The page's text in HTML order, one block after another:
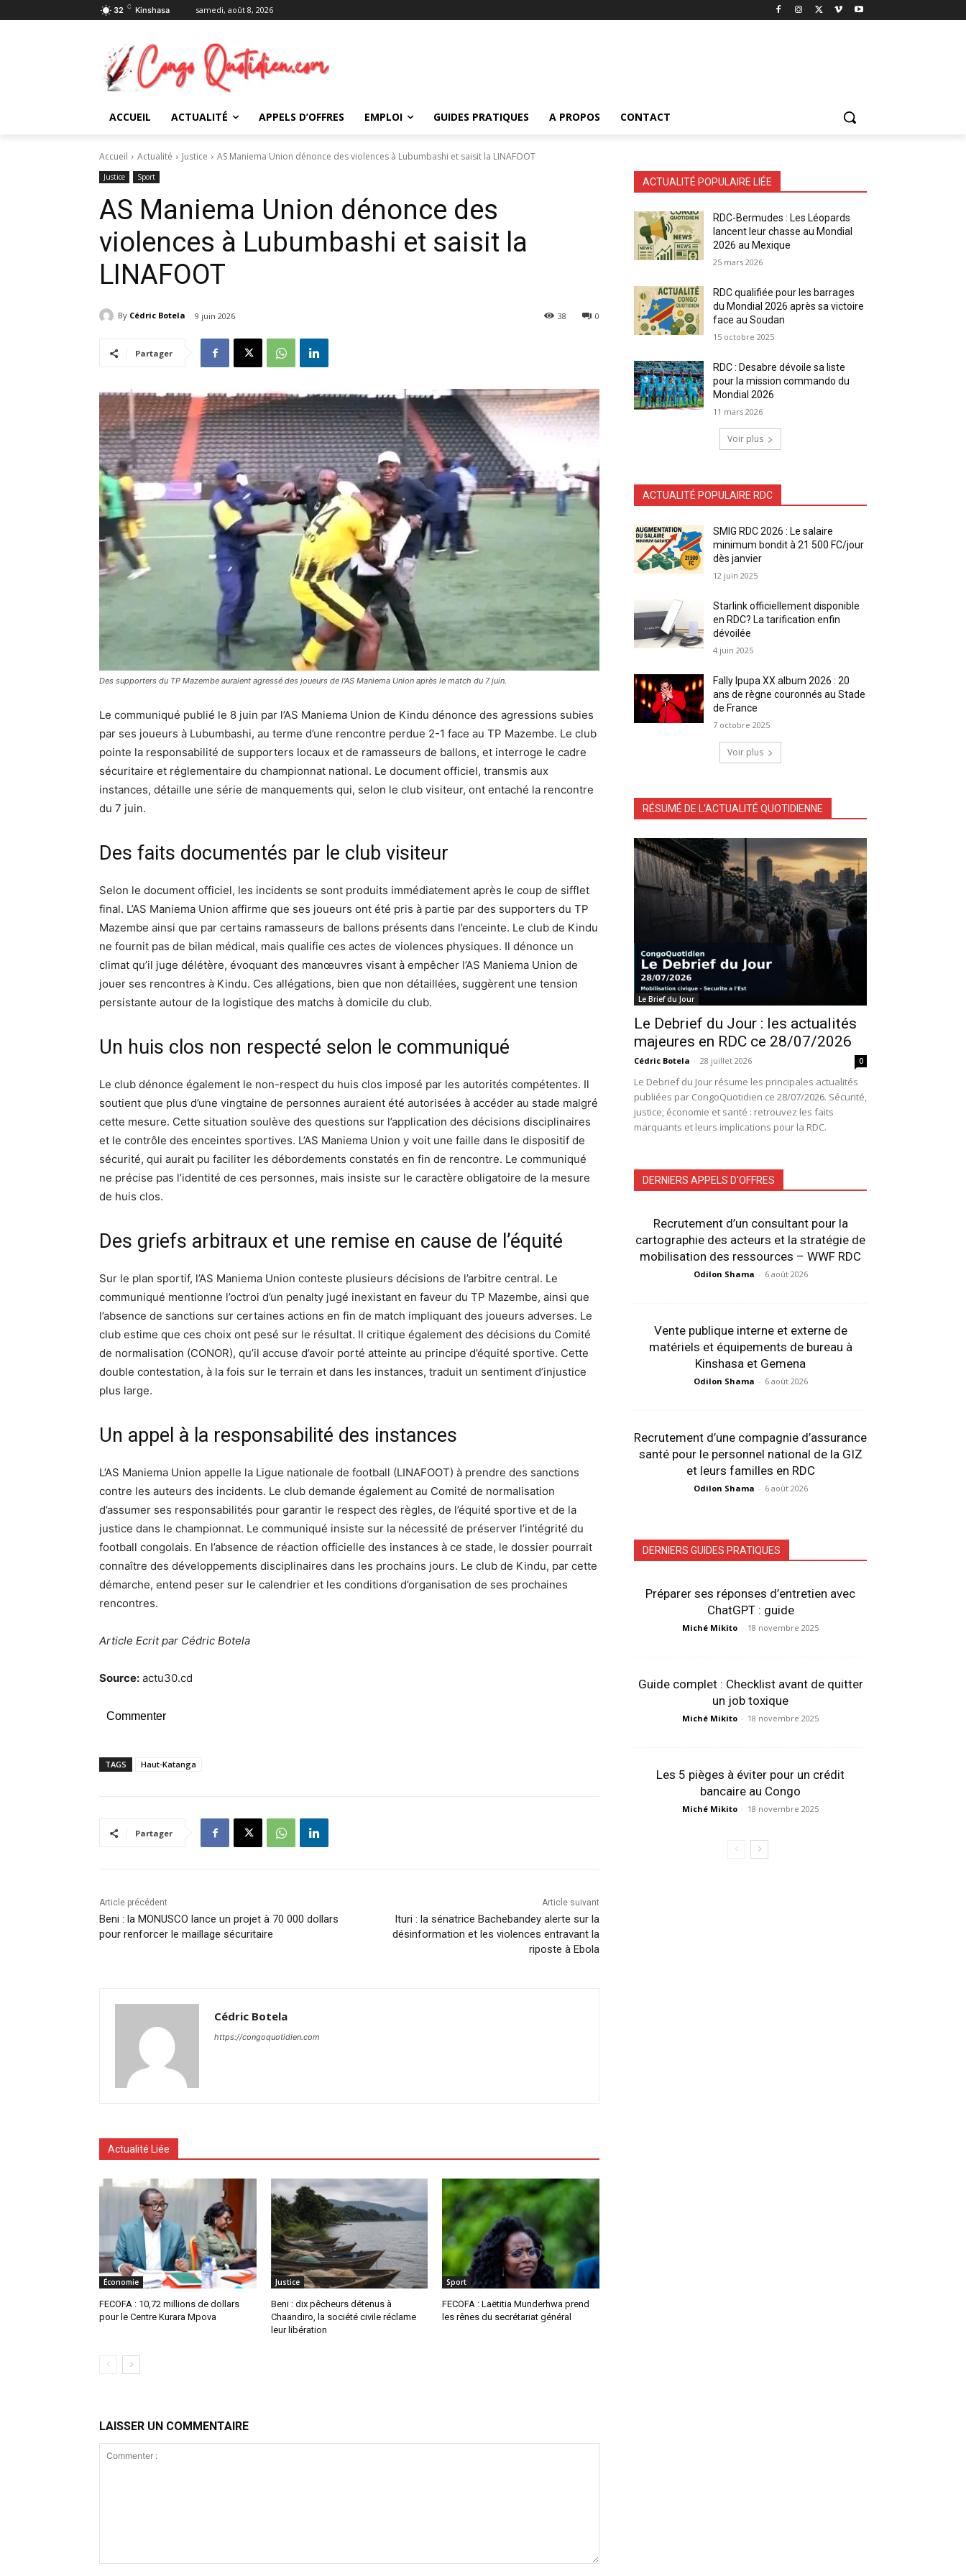
32 C Kinshasa samedi, août 8, 2026
ACCUEIL ACTUALITÉ APPELS D’OFFRES EMPLOI GUIDES PRATIQUES A PROPOS CONTACT
Accueil Actualité Justice AS Maniema Union dénonce des violences à Lubumbashi et saisit la LINAFOOT
Justice Sport
AS Maniema Union dénonce des
violences à Lubumbashi et saisit la
LINAFOOT
By Cédric Botela 9 juin 2026 0
38
Partager
Des supporters du TP Mazembe auraient agressé des joueurs de l'AS Maniema Union après le match du 7 juin.
Le communiqué publié le 8 juin par l’AS Maniema Union de Kindu dénonce des agressions subies
par ses joueurs à Lubumbashi, au terme d’une rencontre perdue 2-1 face au TP Mazembe. Le club
pointe la responsabilité de supporters locaux et de ramasseurs de ballons, et interroge le cadre
sécuritaire et réglementaire du championnat national. Le document officiel, transmis aux
instances, détaille une série de manquements qui, selon le club visiteur, ont entaché la rencontre
du 7 juin.
Des faits documentés par le club visiteur
Selon le document officiel, les incidents se sont produits immédiatement après le coup de sifflet
final. L’AS Maniema Union affirme que ses joueurs ont été pris à partie par des supporters du TP
Mazembe ainsi que par certains ramasseurs de ballons présents dans l’enceinte. Le club de Kindu
ne fournit pas de bilan médical, mais qualifie ces actes de violences physiques. Il dénonce un
climat qu’il juge délétère, évoquant des manœuvres visant à empêcher l’AS Maniema Union de
jouer ses rencontres à Kindu. Ces allégations, bien que non détaillées, suggèrent une tension
persistante autour de la logistique des matchs à domicile du club.
Un huis clos non respecté selon le communiqué
Le club dénonce également le non-respect du huis clos imposé par les autorités compétentes. Il
soutient que plus d’une vingtaine de personnes auraient été autorisées à accéder au stade malgré
cette mesure. Cette situation soulève des questions sur l’application des décisions disciplinaires
et le contrôle des enceintes sportives. L’AS Maniema Union y voit une faille dans le dispositif de
sécurité, qui aurait pu faciliter les débordements constatés en fin de rencontre. Le communiqué
ne précise pas l’identité de ces personnes, mais insiste sur le caractère obligatoire de la mesure
de huis clos.
Des griefs arbitraux et une remise en cause de l’équité
Sur le plan sportif, l’AS Maniema Union conteste plusieurs décisions de l’arbitre central. Le
communiqué mentionne l’octroi d’un penalty jugé inexistant en faveur du TP Mazembe, ainsi que
l’absence de sanctions sur certaines actions en fin de match impliquant des joueurs adverses. Le
club estime que ces choix ont pesé sur le résultat. Il critique également des décisions du Comité
de normalisation (CONOR), qu’il accuse d’avoir porté atteinte au principe d’équité sportive. Cette
double contestation, à la fois sur le terrain et dans les instances, traduit un sentiment d’injustice
plus large.
Un appel à la responsabilité des instances
L’AS Maniema Union appelle la Ligue nationale de football (LINAFOOT) à prendre des sanctions
contre les auteurs des incidents. Le club demande également au Comité de normalisation
d’assumer ses responsabilités pour garantir le respect des règles, de l’équité sportive et de la
justice dans le championnat. Le communiqué insiste sur la nécessité de préserver l’intégrité du
football congolais. En l’absence de réaction officielle des instances à ce stade, le dossier pourrait
connaître des développements disciplinaires dans les prochains jours. Le club de Kindu, par cette
démarche, entend peser sur le calendrier et les conditions d’organisation de ses prochaines
rencontres.
Article Ecrit par Cédric Botela
Source: actu30.cd
Commenter
TAGS Haut-Katanga
Partager
Article précédent
Beni : la MONUSCO lance un projet à 70 000 dollars
pour renforcer le maillage sécuritaire
Article suivant
Ituri : la sénatrice Bachebandey alerte sur la
désinformation et les violences entravant la
riposte à Ebola
Cédric Botela
https://congoquotidien.com
Actualité Liée
Économie
FECOFA : 10,72 millions de dollars
pour le Centre Kurara Mpova
Justice
Beni : dix pêcheurs détenus à
Chaandiro, la société civile réclame
leur libération
Sport
FECOFA : Laëtitia Munderhwa prend
les rênes du secrétariat général
LAISSER UN COMMENTAIRE
ACTUALITÉ POPULAIRE LIÉE
RDC-Bermudes : Les Léopards
lancent leur chasse au Mondial
2026 au Mexique
25 mars 2026
RDC qualifiée pour les barrages
du Mondial 2026 après sa victoire
face au Soudan
15 octobre 2025
RDC : Desabre dévoile sa liste
pour la mission commando du
Mondial 2026
11 mars 2026
Voir plus
ACTUALITÉ POPULAIRE RDC
SMIG RDC 2026 : Le salaire
minimum bondit à 21 500 FC/jour
dès janvier
12 juin 2025
Starlink officiellement disponible
en RDC? La tarification enfin
dévoilée
4 juin 2025
Fally Ipupa XX album 2026 : 20
ans de règne couronnés au Stade
de France
7 octobre 2025
Voir plus
RÉSUMÉ DE L'ACTUALITÉ QUOTIDIENNE
Le Brief du Jour
Le Debrief du Jour : les actualités
majeures en RDC ce 28/07/2026
Cédric Botela - 28 juillet 2026 0
Le Debrief du Jour résume les principales actualités
publiées par CongoQuotidien ce 28/07/2026. Sécurité,
justice, économie et santé : retrouvez les faits
marquants et leurs implications pour la RDC.
DERNIERS APPELS D'OFFRES
Recrutement d’un consultant pour la
cartographie des acteurs et la stratégie de
mobilisation des ressources – WWF RDC
Odilon Shama - 6 août 2026
Vente publique interne et externe de
matériels et équipements de bureau à
Kinshasa et Gemena
Odilon Shama - 6 août 2026
Recrutement d’une compagnie d’assurance
santé pour le personnel national de la GIZ
et leurs familles en RDC
Odilon Shama - 6 août 2026
DERNIERS GUIDES PRATIQUES
Préparer ses réponses d’entretien avec
ChatGPT : guide
Miché Mikito - 18 novembre 2025
Guide complet : Checklist avant de quitter
un job toxique
Miché Mikito - 18 novembre 2025
Les 5 pièges à éviter pour un crédit
bancaire au Congo
Miché Mikito - 18 novembre 2025